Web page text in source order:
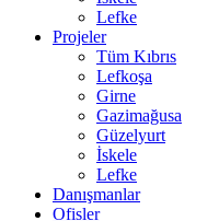
Lefke
Projeler
Tüm Kıbrıs
Lefkoşa
Girne
Gazimağusa
Güzelyurt
İskele
Lefke
Danışmanlar
Ofisler